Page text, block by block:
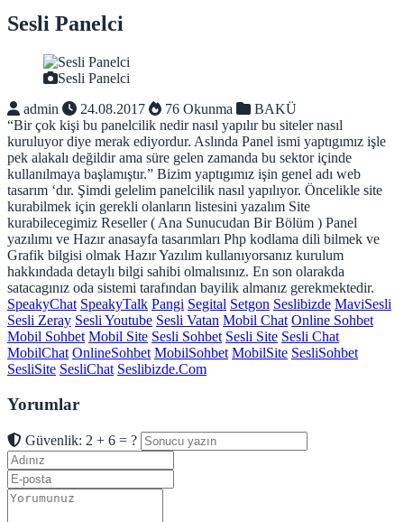
Sesli Panelci
Sesli Panelci
admin
24.08.2017 76 Okunma
BAKÜ
“Bir çok kişi bu panelcilik nedir nasıl yapılır bu siteler nasıl
kuruluyor diye merak ediyordur. Aslında Panel ismi yaptıgımız işle
pek alakalı değildir ama süre gelen zamanda bu sektor içinde
kullanılmaya başlamıştır.” Bizim yaptıgımız işin genel adı web
tasarım ‘dır. Şimdi gelelim panelcilik nasıl yapılıyor. Öncelikle site
kurabilmek için gerekli olanların listesini yazalım Site
kurabilecegimiz Reseller ( Ana Sunucudan Bir Bölüm ) Panel
yazılımı ve Hazır anasayfa tasarımları Php kodlama dili bilmek ve
Grafik bilgisi olmak Hazır Yazılım kullanıyorsanız kurulum
hakkındada detaylı bilgi sahibi olmalısınız. En son olarakda
satacagınız oda sistemi tarafından bayilik almanız gerekmektedir.
SpeakyChat SpeakyTalk Pangi Segital Setgon Seslibizde MaviSesli
Sesli Zeray Sesli Youtube Sesli Vatan Mobil Chat Online Sohbet
Mobil Sohbet Mobil Site Sesli Sohbet Sesli Site Sesli Chat
MobilChat OnlineSohbet MobilSohbet MobilSite SesliSohbet
SesliSite SesliChat Seslibizde.Com
Yorumlar
Güvenlik: 2 + 6 = ?